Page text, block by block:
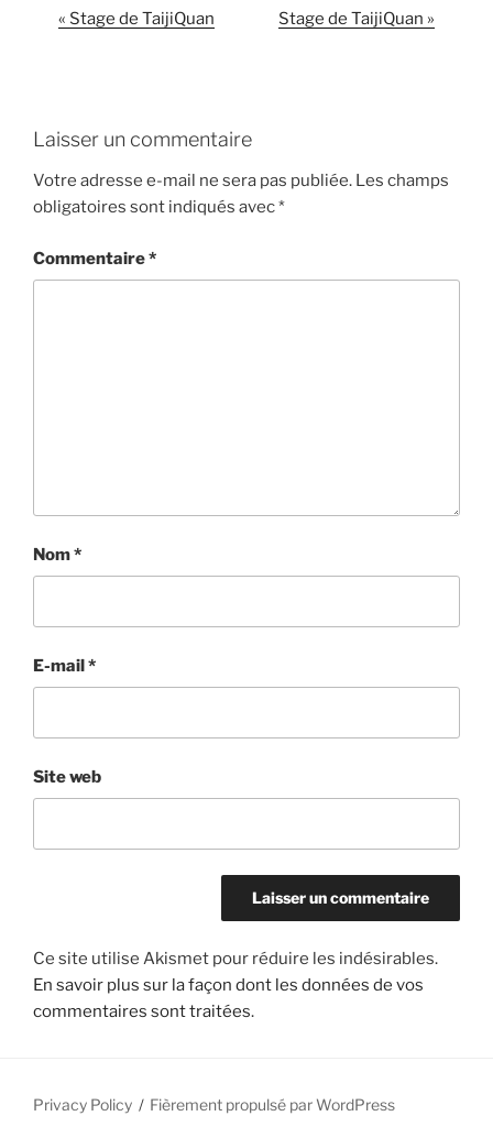
g
t
i
n
t
« Stage de TaijiQuan Stage de TaijiQuan »
Laisser un commentaire
Votre adresse e-mail ne sera pas publiée. Les champs
obligatoires sont indiqués avec*
Commentaire*
Nom*
E-mail*
Site web
Ce site utilise Akismet pour réduire les indésirables.
En savoir plus sur la façon dont les données de vos
commentaires sont traitées.
Privacy Policy Fièrement propulsé par WordPress